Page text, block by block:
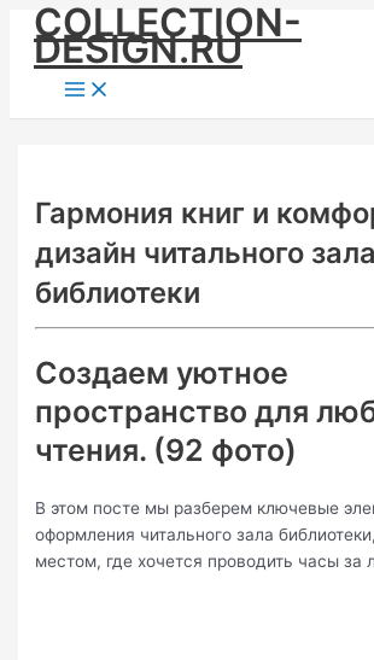
Skip
content
COLLECTION-
DESIGN.RU
Main
Menu
Гармония книг и
дизайн читального зала
библиотеки
Создаем уютное
пространство для
чтения. (92 фото)
В этом посте мы разберем ключевые
оформления читального зала
местом, где хочется проводить часы за